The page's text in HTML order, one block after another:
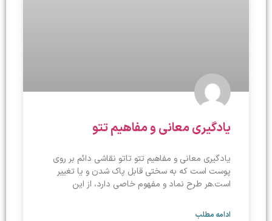
یادگیری معانی و مفاهیم تتو
یادگیری معانی و مفاهیم تتو تاتو نقاشی دائم بر روی
پوست است که به سختی قابل پاک شدن و یا تغییر
است.هر طرح نماد و مفهوم خاصی دارد، از این
ادامه مطلب